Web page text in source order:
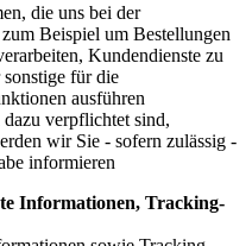
die uns bei der
Beispiel um Bestellungen
Kundendienste zu
für die
ausführen
verpflichtet sind,
wir Sie - sofern zulässig -
informieren
Informationen, Tracking-